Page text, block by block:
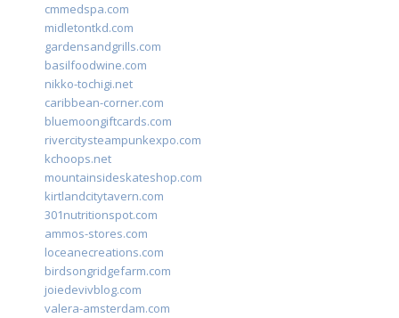
cmmedspa.com
midletontkd.com
gardensandgrills.com
basilfoodwine.com
nikko-tochigi.net
caribbean-corner.com
bluemoongiftcards.com
rivercitysteampunkexpo.com
kchoops.net
mountainsideskateshop.com
kirtlandcitytavern.com
301nutritionspot.com
ammos-stores.com
loceanecreations.com
birdsongridgefarm.com
joiedevivblog.com
valera-amsterdam.com